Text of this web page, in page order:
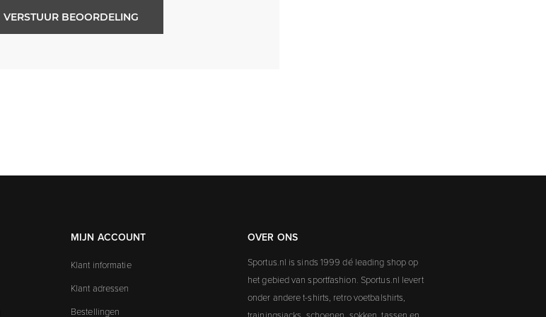
VERSTUUR BEOORDELING
MIJN ACCOUNT
Klant informatie
Klant adressen
Bestellingen
OVER ONS
Sportus.nl is sinds 1999 dé leading shop op
het gebied van sportfashion. Sportus.nl levert
onder andere t-shirts, retro voetbalshirts,